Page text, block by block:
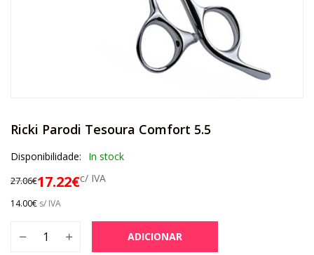
Ricki Parodi Tesoura Comfort 5.5
Disponibilidade: In stock
27.06€17.22€c/ IVA
14.00€ s/ IVA
ADICIONAR